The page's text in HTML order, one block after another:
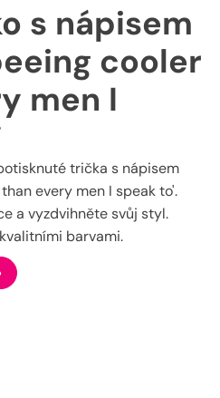
s nápisem
cooler
men I
trička s nápisem
every men I speak to'.
a vyzdvihněte svůj styl.
barvami.